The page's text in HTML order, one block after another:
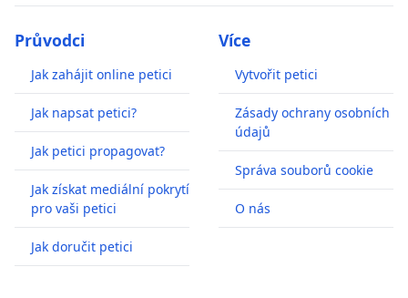
Průvodci
Jak zahájit online petici
Jak napsat petici?
Jak petici propagovat?
Jak získat mediální pokrytí
pro vaši petici
Jak doručit petici
Více
Vytvořit petici
Zásady ochrany osobních
údajů
Správa souborů cookie
O nás